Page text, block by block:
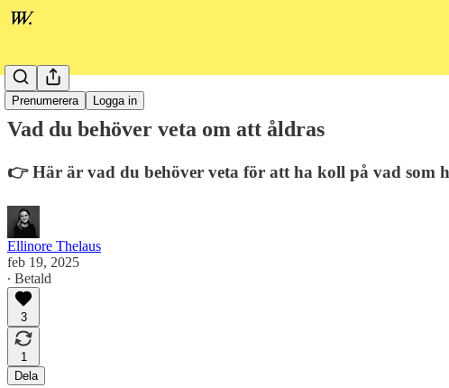
Prenumerera Logga in
Hälsa
Vad du behöver veta om att åldras
👉 Här är vad du behöver veta för att ha koll på vad som
Ellinore Thelaus
feb 19, 2025
∙ Betald
3
1
Dela